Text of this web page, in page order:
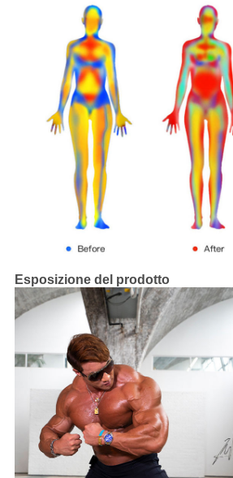
Esposizione del prodotto